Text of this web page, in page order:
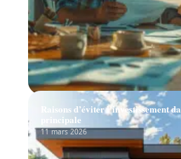
Raisons d’éviter l’investissement
principale
11 mars 2026